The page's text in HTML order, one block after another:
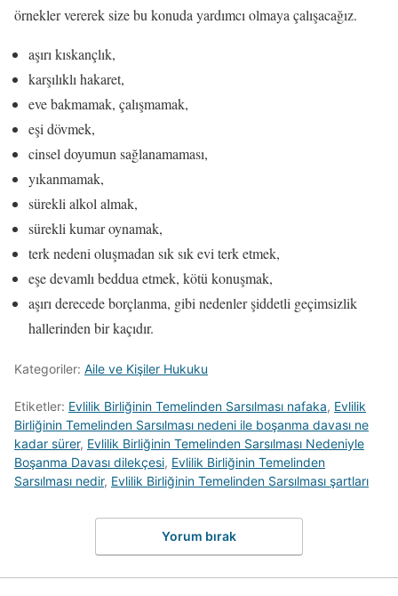
örnekler vererek size bu konuda yardımcı olmaya çalışacağız.
aşırı kıskançlık,
karşılıklı hakaret,
eve bakmamak, çalışmamak,
eşi dövmek,
cinsel doyumun sağlanamaması,
yıkanmamak,
sürekli alkol almak,
sürekli kumar oynamak,
terk nedeni oluşmadan sık sık evi terk etmek,
eşe devamlı beddua etmek, kötü konuşmak,
aşırı derecede borçlanma, gibi nedenler şiddetli geçimsizlik
hallerinden bir kaçıdır.
Kategoriler: Aile ve Kişiler Hukuku
Etiketler: Evlilik Birliğinin Temelinden Sarsılması nafaka, Evlilik
Birliğinin Temelinden Sarsılması nedeni ile boşanma davası ne
kadar sürer, Evlilik Birliğinin Temelinden Sarsılması Nedeniyle
Boşanma Davası dilekçesi, Evlilik Birliğinin Temelinden
Sarsılması nedir, Evlilik Birliğinin Temelinden Sarsılması şartları
Yorum bırak